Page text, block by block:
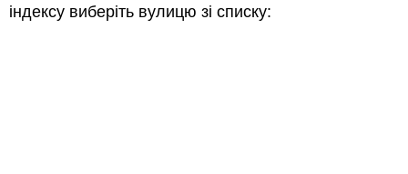
індексу виберіть вулицю зі списку: